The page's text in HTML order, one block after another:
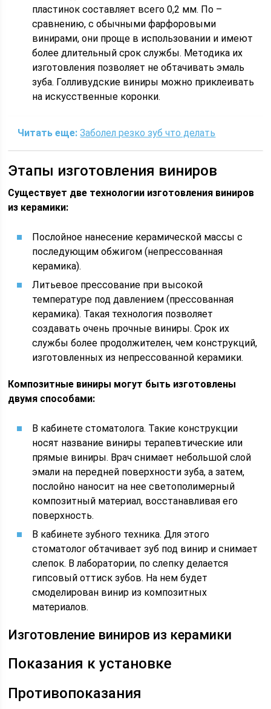
пластинок составляет всего 0,2 мм. По –
сравнению, с обычными фарфоровыми
винирами, они проще в использовании и имеют
более длительный срок службы. Методика их
изготовления позволяет не обтачивать эмаль
зуба. Голливудские виниры можно приклеивать
на искусственные коронки.
Читать еще: Заболел резко зуб что делать
Этапы изготовления виниров
Существует две технологии изготовления виниров
из керамики:
Послойное нанесение керамической массы с
последующим обжигом (непрессованная
керамика).
Литьевое прессование при высокой
температуре под давлением (прессованная
керамика). Такая технология позволяет
создавать очень прочные виниры. Срок их
службы более продолжителен, чем конструкций,
изготовленных из непрессованной керамики.
Композитные виниры могут быть изготовлены
двумя способами:
В кабинете стоматолога. Такие конструкции
носят название виниры терапевтические или
прямые виниры. Врач снимает небольшой слой
эмали на передней поверхности зуба, а затем,
послойно наносит на нее светополимерный
композитный материал, восстанавливая его
поверхность.
В кабинете зубного техника. Для этого
стоматолог обтачивает зуб под винир и снимает
слепок. В лаборатории, по слепку делается
гипсовый оттиск зубов. На нем будет
смоделирован винир из композитных
материалов.
Изготовление виниров из керамики
Показания к установке
Противопоказания